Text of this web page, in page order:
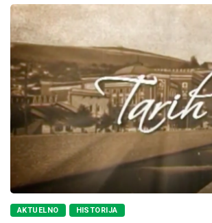
AKTUELNO HISTORIJA